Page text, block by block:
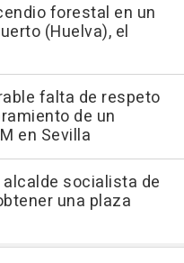
forestal en un
(Huelva), el
falta de respeto
de un
en Sevilla
socialista de
una plaza